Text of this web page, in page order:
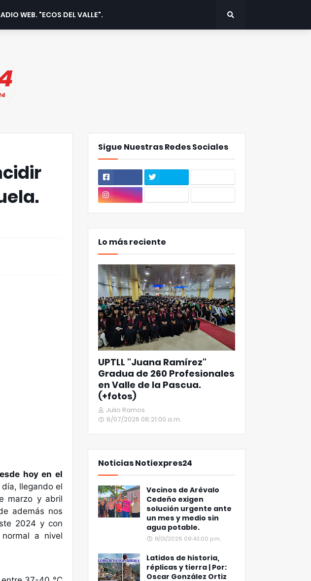
WEB. "ECOS DEL VALLE".
hoy en el
llegando el
marzo y abril
además nos
2024 y con
a nivel
Sigue Nuestras Redes Sociales
Lo más reciente
UPTLL "Juana Ramírez"
Gradua de 260 Profesionales
en Valle de la Pascua.
(+fotos)
Julio Ramos
8/07/2026 08:21:00 a.m.
Noticias Notiexpres24
Vecinos de Arévalo
Cedeño exigen
solución urgente ante
un mes y medio sin
agua potable.
8/01/2026 09:43:00 p.m.
Latidos de historia,
réplicas y tierra | Por:
Oscar González Ortiz